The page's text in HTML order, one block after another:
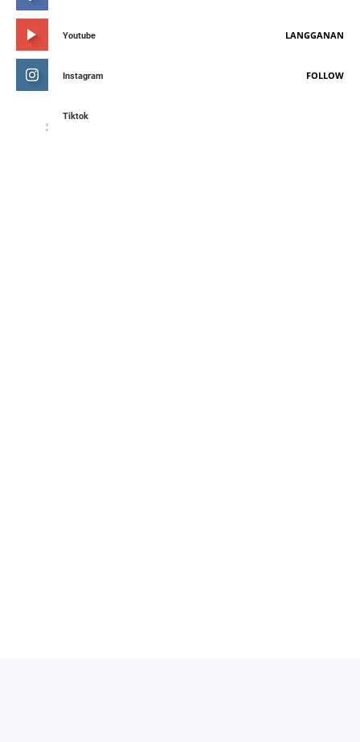
Youtube LANGGANAN
Instagram FOLLOW
Tiktok